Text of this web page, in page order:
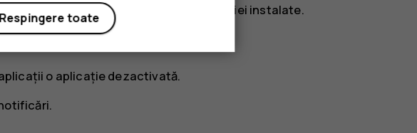
documentația de utilizare a aplicației instalate.
o aplicație dezactivată.
.
Respingere toate